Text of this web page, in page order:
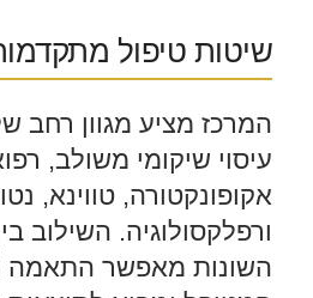
שיטות טיפול
המרכז מציע מגוון רחב
עיסוי שיקומי משולב,
אקופונקטורה, טווינא,
ורפלקסולוגיה. השילוב
השונות מאפשר התאמה